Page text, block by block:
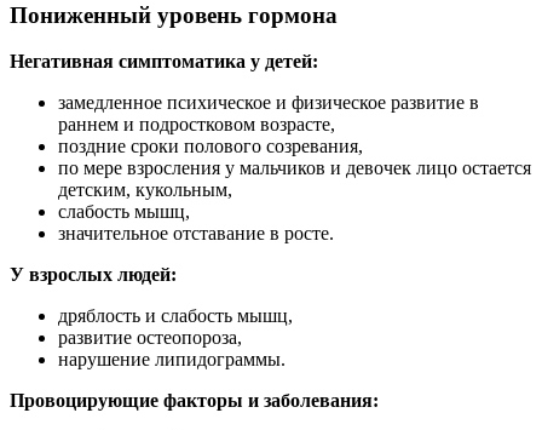
Пониженный уровень гормона
Негативная симптоматика у детей:
замедленное психическое и физическое развитие в
раннем и подростковом возрасте,
поздние сроки полового созревания,
по мере взросления у мальчиков и девочек лицо остается
детским, кукольным,
слабость мышц,
значительное отставание в росте.
У взрослых людей:
дряблость и слабость мышц,
развитие остеопороза,
нарушение липидограммы.
Провоцирующие факторы и заболевания: